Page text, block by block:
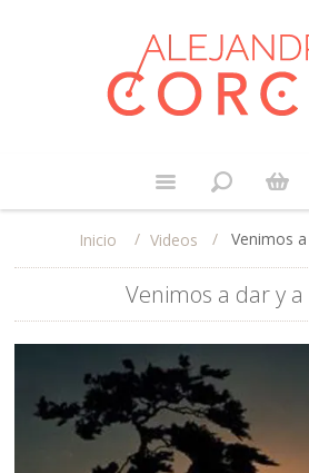
Inicio / Videos / Venimos
Venimos a dar y